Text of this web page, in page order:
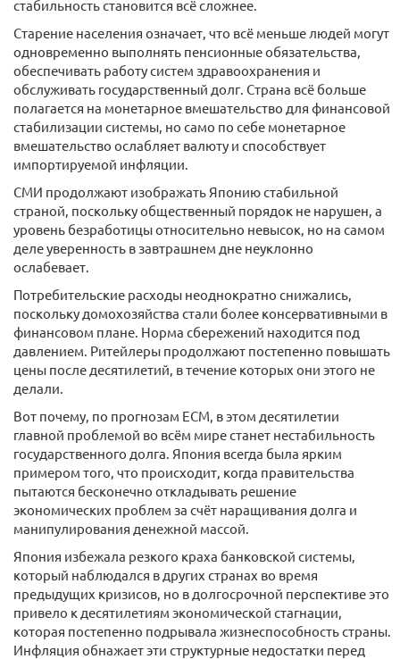
стабильность становится всё сложнее.
Старение населения означает, что всё меньше людей могут
одновременно выполнять пенсионные обязательства,
обеспечивать работу систем здравоохранения и
обслуживать государственный долг. Страна всё больше
полагается на монетарное вмешательство для финансовой
стабилизации системы, но само по себе монетарное
вмешательство ослабляет валюту и способствует
импортируемой инфляции.
СМИ продолжают изображать Японию стабильной
страной, поскольку общественный порядок не нарушен, а
уровень безработицы относительно невысок, но на самом
деле уверенность в завтрашнем дне неуклонно
ослабевает.
Потребительские расходы неоднократно снижались,
поскольку домохозяйства стали более консервативными в
финансовом плане. Норма сбережений находится под
давлением. Ритейлеры продолжают постепенно повышать
цены после десятилетий, в течение которых они этого не
делали.
Вот почему, по прогнозам ECM, в этом десятилетии
главной проблемой во всём мире станет нестабильность
государственного долга. Япония всегда была ярким
примером того, что происходит, когда правительства
пытаются бесконечно откладывать решение
экономических проблем за счёт наращивания долга и
манипулирования денежной массой.
Япония избежала резкого краха банковской системы,
который наблюдался в других странах во время
предыдущих кризисов, но в долгосрочной перспективе это
привело к десятилетиям экономической стагнации,
которая постепенно подрывала жизнеспособность страны.
Инфляция обнажает эти структурные недостатки перед